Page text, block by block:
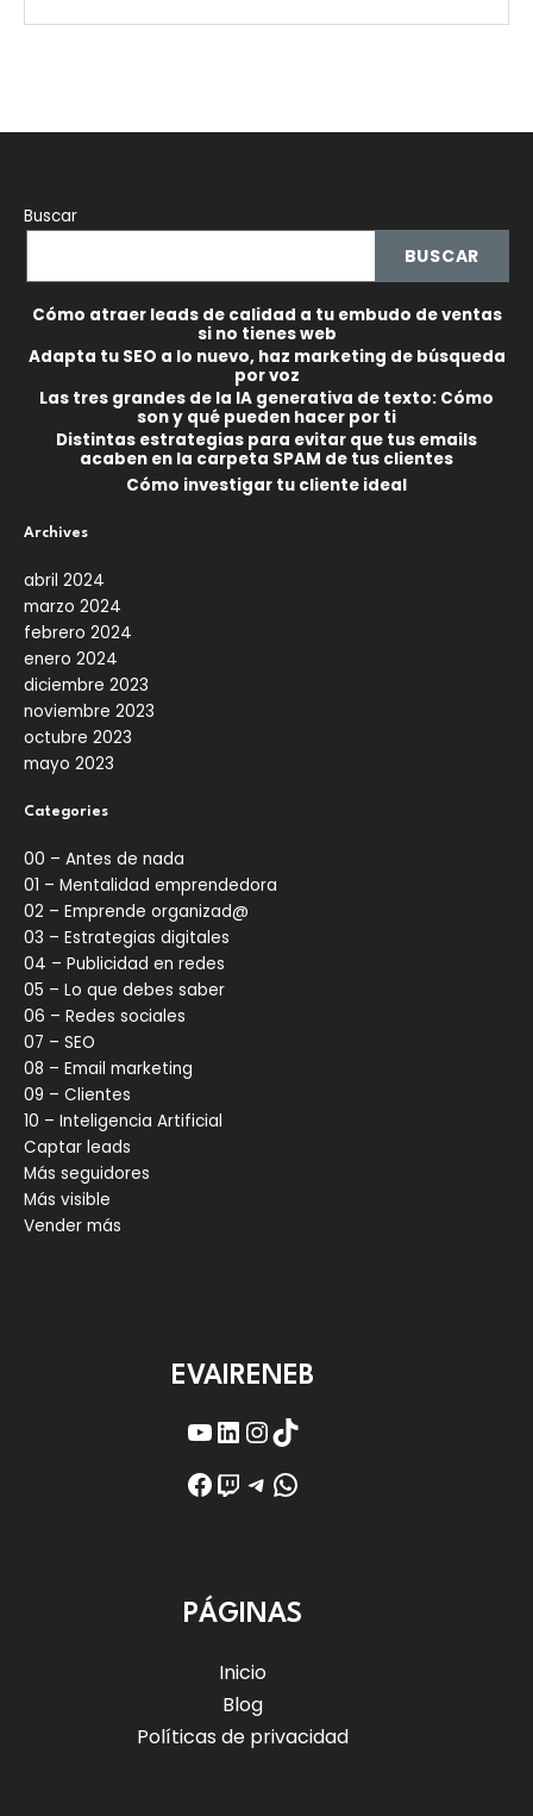
Buscar
BUSCAR
Cómo atraer leads de calidad a tu embudo de ventas
si no tienes web
Adapta tu SEO a lo nuevo, haz marketing de búsqueda
por voz
Las tres grandes de la IA generativa de texto: Cómo
son y qué pueden hacer por ti
Distintas estrategias para evitar que tus emails
acaben en la carpeta SPAM de tus clientes
Cómo investigar tu cliente ideal
Archives
abril 2024
marzo 2024
febrero 2024
enero 2024
diciembre 2023
noviembre 2023
octubre 2023
mayo 2023
Categories
00 – Antes de nada
01 – Mentalidad emprendedora
02 – Emprende organizad@
03 – Estrategias digitales
04 – Publicidad en redes
05 – Lo que debes saber
06 – Redes sociales
07 – SEO
08 – Email marketing
09 – Clientes
10 – Inteligencia Artificial
Captar leads
Más seguidores
Más visible
Vender más
EVAIRENEB
YouTube
LinkedIn
Instagram
TikTok
Facebook
Twitch
Telegram
WhatsApp
PÁGINAS
Inicio
Blog
Políticas de privacidad